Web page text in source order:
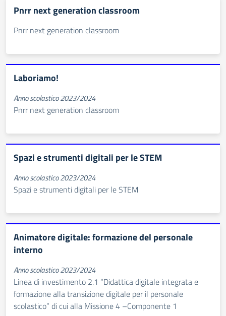
Pnrr next generation classroom
Pnrr next generation classroom
Laboriamo!
Anno scolastico 2023/2024
Pnrr next generation classroom
Spazi e strumenti digitali per le STEM
Anno scolastico 2023/2024
Spazi e strumenti digitali per le STEM
Animatore digitale: formazione del personale
interno
Anno scolastico 2023/2024
Linea di investimento 2.1 “Didattica digitale integrata e
formazione alla transizione digitale per il personale
scolastico” di cui alla Missione 4 –Componente 1